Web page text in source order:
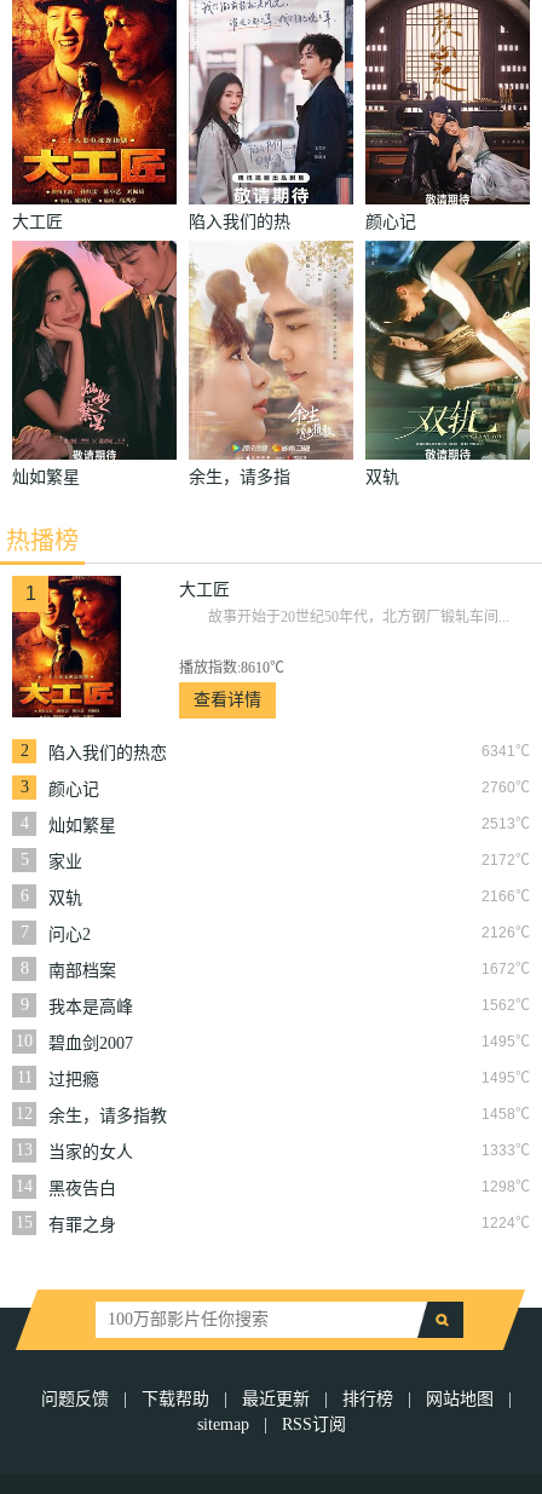
大工匠
陷入我们的热
恋
颜心记
灿如繁星
余生，请多指
双轨
热播榜
1 大工匠
故事开始于20世纪50年代，北方钢厂锻轧车间...
播放指数:8610℃
查看详情
2 6341℃
陷入我们的热恋
3
2760℃
颜心记
4
2513℃
灿如繁星
5
2172℃
家业
6
2166℃
双轨
7
2126℃
问心2
8
1672℃
南部档案
9
1562℃
我本是高峰
10
1495℃
碧血剑2007
11
1495℃
过把瘾
12
1458℃
余生，请多指教
13
1333℃
当家的女人
14
1298℃
黑夜告白
15
1224℃
有罪之身
问题反馈 下载帮助 最近更新 排行榜 网站地图
sitemap
RSS订阅